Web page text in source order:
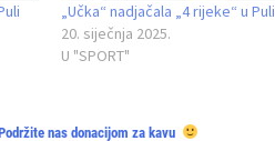
„Učka“ nadjačala „4 rijeke“ u Puli
20. siječnja 2025.
U "SPORT"
nas donacijom za kavu